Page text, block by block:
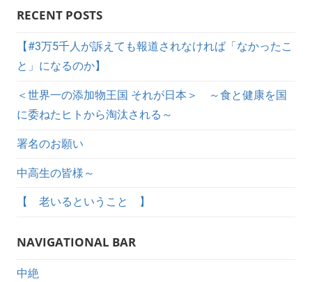
RECENT POSTS
【#3万5千人が訴えても報道されなければ「なかったこ
と」になるのか】
＜世界一の添加物王国 それが日本＞ ～食と健康を国
に委ねたヒトから淘汰される～
署名のお願い
中高生の皆様～
【 老いるということ 】
NAVIGATIONAL BAR
中絶